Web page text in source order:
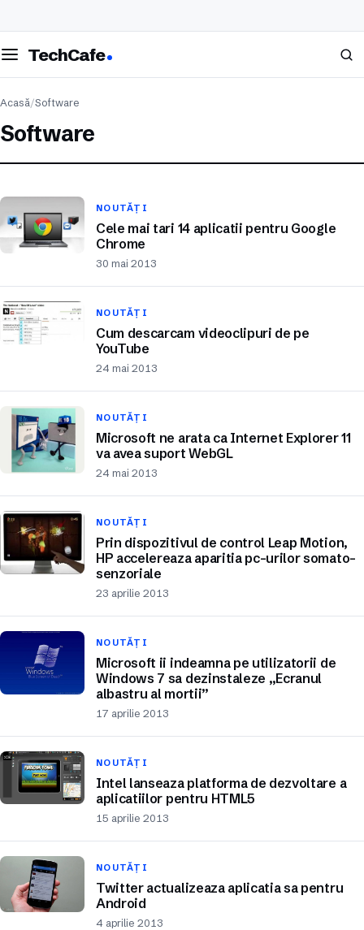
meniul
TechCafe Caută
Acasă/Software
Software
NOUTĂȚI
Cele mai tari 14 aplicatii pentru Google
Chrome
30 mai 2013
NOUTĂȚI
Cum descarcam videoclipuri de pe
YouTube
24 mai 2013
NOUTĂȚI
Microsoft ne arata ca Internet Explorer 11
va avea suport WebGL
24 mai 2013
NOUTĂȚI
Prin dispozitivul de control Leap Motion,
HP accelereaza aparitia pc-urilor somato-
senzoriale
23 aprilie 2013
NOUTĂȚI
Microsoft ii indeamna pe utilizatorii de
Windows 7 sa dezinstaleze „Ecranul
albastru al mortii”
17 aprilie 2013
NOUTĂȚI
Intel lanseaza platforma de dezvoltare a
aplicatiilor pentru HTML5
15 aprilie 2013
NOUTĂȚI
Twitter actualizeaza aplicatia sa pentru
Android
4 aprilie 2013